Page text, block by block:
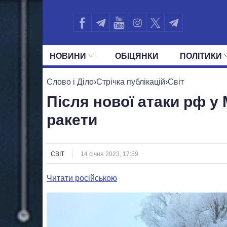
НОВИНИ ОБIЦЯНКИ ПОЛIТИКИ
УСІ ПОЛІТИКИ ПРЕЗИДЕНТ І ОФІС
Слово і Діло›Стрічка публікацій›Світ
Після нової атаки рф
ракети
СВІТ 14 січня 2023, 17:59
Читати російською